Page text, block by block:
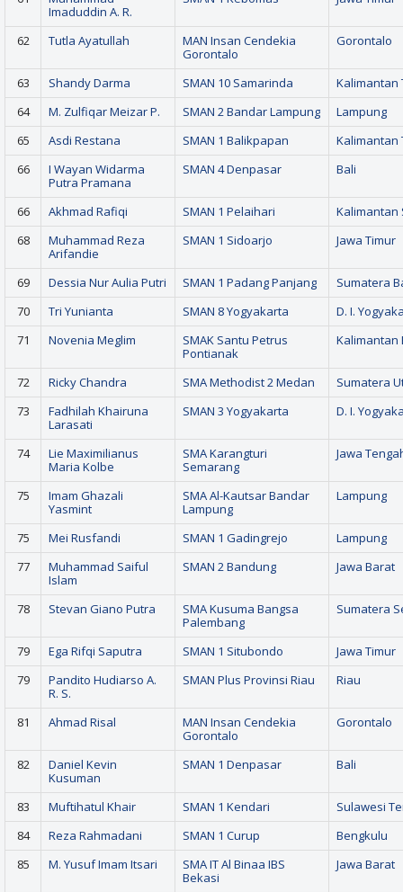
Imaduddin A. R.
62 Tutla Ayatullah
MAN Insan Cendekia
Gorontalo
Gorontalo
63 Shandy Darma SMAN 10 Samarinda
Kalimantan
64
M. Zulfiqar Meizar P. SMAN 2 Bandar Lampung
Lampung
65
Asdi Restana SMAN 1 Balikpapan
Kalimantan
66
I Wayan Widarma
Putra Pramana
SMAN 4 Denpasar Bali
66 Akhmad Rafiqi SMAN 1 Pelaihari
Kalimantan
68
Muhammad Reza
Arifandie
SMAN 1 Sidoarjo Jawa Timur
69 Dessia Nur Aulia Putri SMAN 1 Padang Panjang
Sumatera
70
Tri Yunianta SMAN 8 Yogyakarta
D. I.
71
Novenia Meglim
SMAK Santu Petrus
Pontianak
Kalimantan
72 Ricky Chandra SMA Methodist 2 Medan
Sumatera
73
Fadhilah Khairuna
Larasati
SMAN 3 Yogyakarta D. I.
74
Lie Maximilianus
Maria Kolbe
SMA Karangturi
Semarang
Jawa
75
Imam Ghazali
Yasmint
SMA Al-Kautsar Bandar
Lampung
Lampung
75 Mei Rusfandi SMAN 1 Gadingrejo
Lampung
77
Muhammad Saiful
Islam
SMAN 2 Bandung Jawa Barat
78 Stevan Giano Putra
SMA Kusuma Bangsa
Palembang
Sumatera
79 Ega Rifqi Saputra SMAN 1 Situbondo
Jawa Timur
79
Pandito Hudiarso A.
R. S.
SMAN Plus Provinsi Riau Riau
81 Ahmad Risal
MAN Insan Cendekia
Gorontalo
Gorontalo
82
Daniel Kevin
Kusuman
SMAN 1 Denpasar Bali
83 Muftihatul Khair SMAN 1 Kendari
Sulawesi
84
Reza Rahmadani SMAN 1 Curup
Bengkulu
85
M. Yusuf Imam Itsari
SMA IT Al Binaa IBS
Bekasi
Jawa Barat